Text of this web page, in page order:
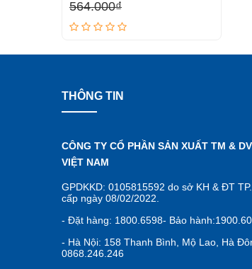
564.000₫
THÔNG TIN
CÔNG TY CỔ PHẦN SẢN XUẤT TM &
VIỆT NAM
GPDKKD: 0105815592 do sở KH & ĐT
cấp ngày 08/02/2022.
- Đặt hàng: 1800.6598- Bảo
- Hà Nội: 158 Thanh Bình, Mộ Lao, Hà
0868.246.246